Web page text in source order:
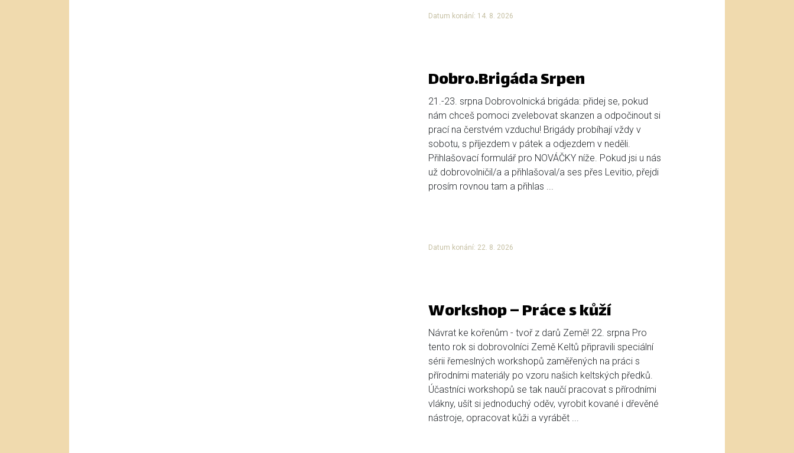
Datum konání: 14. 8. 2026
Dobro.Brigáda Srpen
21.-23. srpna Dobrovolnická brigáda: přidej se, pokud
nám chceš pomoci zvelebovat skanzen a odpočinout si
prací na čerstvém vzduchu! Brigády probíhají vždy v
sobotu, s příjezdem v pátek a odjezdem v neděli.
Přihlašovací formulář pro NOVÁČKY níže. Pokud jsi u nás
už dobrovolničil/a a přihlašoval/a ses přes Levitio, přejdi
prosím rovnou tam a přihlas ...
Datum konání: 22. 8. 2026
Workshop – Práce s kůží
Návrat ke kořenům - tvoř z darů Země! 22. srpna Pro
tento rok si dobrovolníci Země Keltů připravili speciální
sérii řemeslných workshopů zaměřených na práci s
přírodními materiály po vzoru našich keltských předků.
Účastníci workshopů se tak naučí pracovat s přírodními
vlákny, ušít si jednoduchý oděv, vyrobit kované i dřevěné
nástroje, opracovat kůži a vyrábět ...